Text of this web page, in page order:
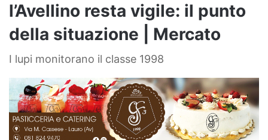
l’Avellino resta vigile: il punto
della situazione | Mercato
I lupi monitorano il classe 1998